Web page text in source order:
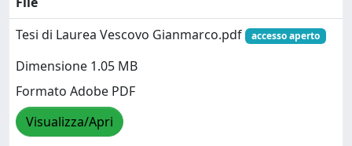
Tesi di Laurea Vescovo Gianmarco.pdf
accesso aperto
Dimensione 1.05 MB
Formato Adobe PDF
Visualizza/Apri